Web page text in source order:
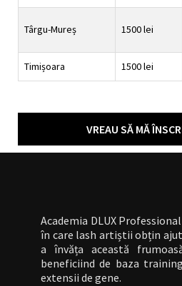
Târgu-Mureș 1500 lei
Timișoara 1500 lei
VREAU SĂ MĂ
Academia DLUX
în care lash artiștii obțin
a învăța această
beneficiind de baza
extensii de gene.